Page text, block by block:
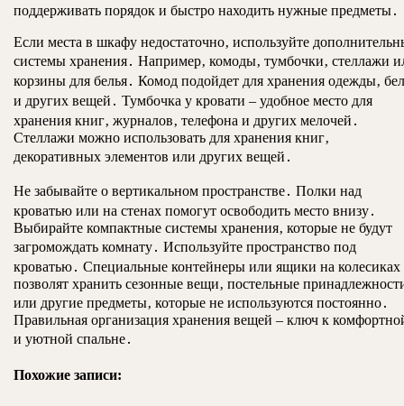
поддерживать порядок и быстро находить нужные предметы․
Если места в шкафу недостаточно‚ используйте
системы хранения․ Например‚ комоды‚ тумбочки‚ стеллажи
корзины для белья․ Комод подойдет для хранения одежды‚
и других вещей․ Тумбочка у кровати – удобное место для
хранения книг‚ журналов‚ телефона и других мелочей․
Стеллажи можно использовать для хранения книг‚
декоративных элементов или других вещей․
Не забывайте о вертикальном пространстве․ Полки над
кроватью или на стенах помогут освободить место внизу․
Выбирайте компактные системы хранения‚ которые не будут
загромождать комнату․ Используйте пространство под
кроватью․ Специальные контейнеры или ящики на колесиках
позволят хранить сезонные вещи‚ постельные
или другие предметы‚ которые не используются постоянно․
Правильная организация хранения вещей – ключ к
и уютной спальне․
Похожие записи: